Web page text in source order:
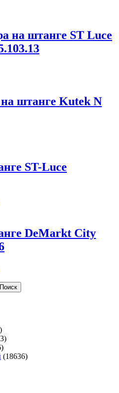
на штанге ST Luce
штанге Kutek N
ST-Luce
DeMarkt City
(18636)